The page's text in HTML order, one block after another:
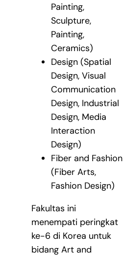
Painting,
Sculpture,
Painting,
Ceramics)
Design (Spatial
Design, Visual
Communication
Design, Industrial
Design, Media
Interaction
Design)
Fiber and Fashion
(Fiber Arts,
Fashion Design)
Fakultas ini
menempati peringkat
ke-6 di Korea untuk
bidang Art and